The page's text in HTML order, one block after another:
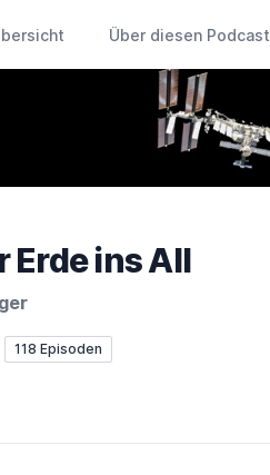
Über diesen Podcast
Erde ins All
118 Episoden